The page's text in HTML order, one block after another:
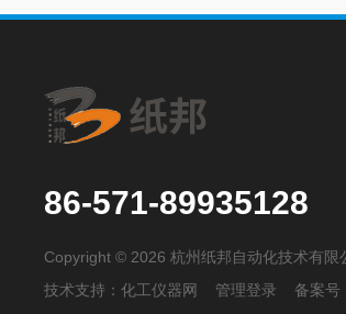
86-571-89935128
Copyright © 2026 杭州纸邦自动化技术有限
技术支持：化工仪器网 管理登录 备案号